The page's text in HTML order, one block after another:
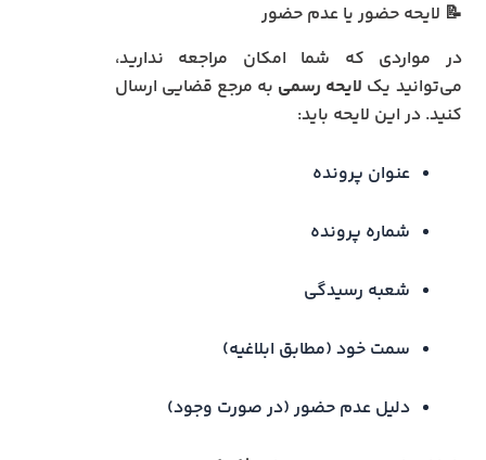
📝 لایحه حضور یا عدم حضور
در مواردی که شما امکان مراجعه ندارید،
می‌توانید یک لایحه رسمی به مرجع قضایی ارسال
کنید. در این لایحه باید:
عنوان پرونده
شماره پرونده
شعبه رسیدگی
سمت خود (مطابق ابلاغیه)
دلیل عدم حضور (در صورت وجود)